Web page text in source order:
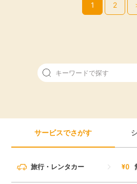
1 2
サービスでさがす
旅行・レンタカー